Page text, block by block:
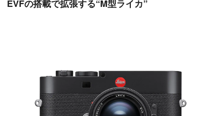
EVFの搭載で拡張する“M型ライカ”